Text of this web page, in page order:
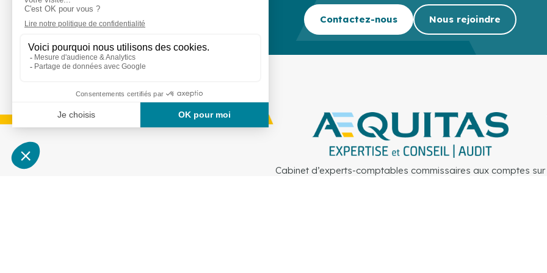
Contactez-nous Nous rejoindre
Cabinet d’experts-comptables commissaires aux comptes sur